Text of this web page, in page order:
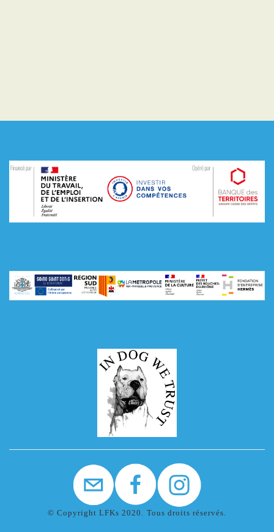
© Copyright LFKs 2020. Tous droits réservés.